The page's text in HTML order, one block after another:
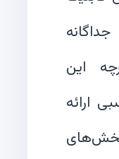
این
ارائه